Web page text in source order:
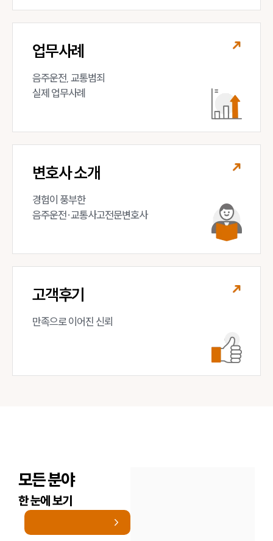
업무사례
음주운전, 교통범죄
실제 업무사례
변호사 소개
경험이 풍부한
음주운전·교통사고전문변호사
고객후기
만족으로 이어진 신뢰
모든 분야
한 눈에 보기